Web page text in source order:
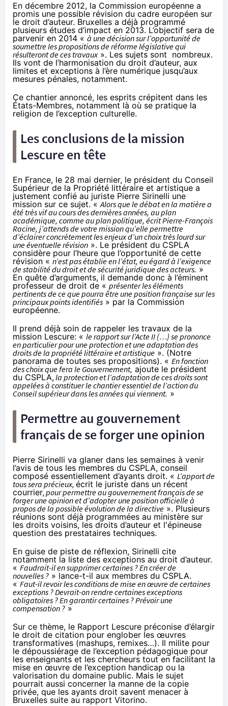
En décembre 2012, la Commission européenne a
promis une possible révision du cadre européen sur
le droit d’auteur. Bruxelles a déjà programmé
plusieurs études d’impact en 2013. L’objectif sera de
parvenir en 2014 « à une décision sur l’opportunité de
soumettre les propositions de réforme législative qui
résulteront de ces travaux». Les sujets sont nombreux.
Ils vont de l’harmonisation du droit d’auteur, aux
limites et exceptions à l’ère numérique jusqu’aux
mesures pénales, notamment.
Ce chantier annoncé, les esprits crépitent dans les
États-Membres, notamment là où se pratique la
religion de l’exception culturelle.
Les conclusions de la mission
Lescure en tête
En France, le 28 mai dernier, le président du Conseil
Supérieur de la Propriété littéraire et artistique a
justement confié au juriste Pierre Sirinelli une
mission sur ce sujet. «Alors que le débat en la matière a
été très vif au cours des dernières années, au plan
académique, comme au plan politique, écrit Pierre-François
Racine, j’attends de votre mission qu’elle permettre
d’éclairer concrètement les enjeux d’un choix très lourd sur
une éventuelle révision ». Le président du CSPLA
considère pour l’heure que l’opportunité de cette
révision « n’est pas établie en l’état, eu égard à l’exigence
de stabilité du droit et de sécurité juridique des acteurs. »
En quête d’arguments, il demande donc à l’éminent
professeur de droit de « présenter les éléments
pertinents de ce que pourra être une position française sur les
principaux points identifiés » par la Commission
européenne.
Il prend déjà soin de rappeler les travaux de la
mission Lescure: « le rapport sur l’Acte II (…) se prononce
en particulier pour une protection et une adaptation des
droits de la propriété littéraire et artistique ». (Notre
panorama de toutes ses propositions). « En fonction
des choix que fera le Gouvernement, ajoute le président
du CSPLA,la protection et l’adaptation de ces droits sont
appelées à constituer le chantier essentiel de l’action du
Conseil supérieur dans les années qui viennent. »
Permettre au gouvernement
français de se forger une opinion
Pierre Sirinelli va glaner dans les semaines à venir
l’avis de tous les membres du CSPLA, conseil
composé essentiellement d’ayants droit. « L’apport de
tous sera précieux, écrit le juriste dans un récent
courrier,pour permettre au gouvernement français de se
forger une opinion et d’adopter une position officielle à
propos de la possible évolution de la directive ». Plusieurs
réunions sont déjà programmées au ministère sur
les droits voisins, les droits d’auteur et l'épineuse
question des prestataires techniques.
En guise de piste de réflexion, Sirinelli cite
notamment la liste des exceptions au droit d’auteur.
« Faudrait-il en supprimer certaines ? En créer de
nouvelles ? » lance-t-il aux membres du CSPLA.
« Faut-il revoir les conditions de mise en œuvre de certaines
exceptions ? Devrait-on rendre certaines exceptions
obligatoires ? En garantir certaines ? Prévoir une
compensation ? »
Sur ce thème, le Rapport Lescure préconise d’élargir
le droit de citation pour englober les œuvres
transformatives (mashups, remixes…). Il milite pour
le dépoussiérage de l’exception pédagogique pour
les enseignants et les chercheurs tout en facilitant la
mise en œuvre de l’exception handicap ou la
valorisation du domaine public. Mais le sujet
pourrait aussi concerner la manne de la copie
privée, que les ayants droit savent menacer à
Bruxelles suite au rapport Vitorino.